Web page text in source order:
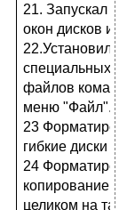
21. Запускал
окон дисков и
22.Установил
специальных
файлов
меню "Файл".
23
гибкие диски
24
копирование
целиком на